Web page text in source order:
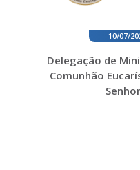
10/07/
Delegação de
Comunhão